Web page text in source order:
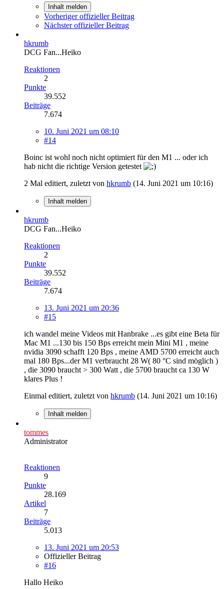
Inhalt melden
Vorheriger offizieller Beitrag
Nächster offizieller Beitrag
hkrumb
DCG Fan...Heiko
Reaktionen
2
Punkte
39.552
Beiträge
7.674
10. Juni 2021 um 08:10
#14
Boinc ist wohl noch nicht optimiert für den M1 ... oder ich
hab nicht die richtige Version getestet
2 Mal editiert, zuletzt von hkrumb (14. Juni 2021 um 10:16)
Inhalt melden
hkrumb
DCG Fan...Heiko
Reaktionen
2
Punkte
39.552
Beiträge
7.674
13. Juni 2021 um 20:36
#15
ich wandel meine Videos mit Hanbrake ...es gibt eine Beta für
Mac M1 ...130 bis 150 Bps erreicht mein Mini M1 , meine
nvidia 3090 schafft 120 Bps , meine AMD 5700 erreicht auch
mal 180 Bps...der M1 verbraucht 28 W( 80 °C sind möglich )
, die 3090 braucht > 300 Watt , die 5700 braucht ca 130 W
klares Plus !
Einmal editiert, zuletzt von hkrumb (14. Juni 2021 um 10:16)
Inhalt melden
tommes
Administrator
Reaktionen
9
Punkte
28.169
Artikel
7
Beiträge
5.013
13. Juni 2021 um 20:53
Offizieller Beitrag
#16
Hallo Heiko